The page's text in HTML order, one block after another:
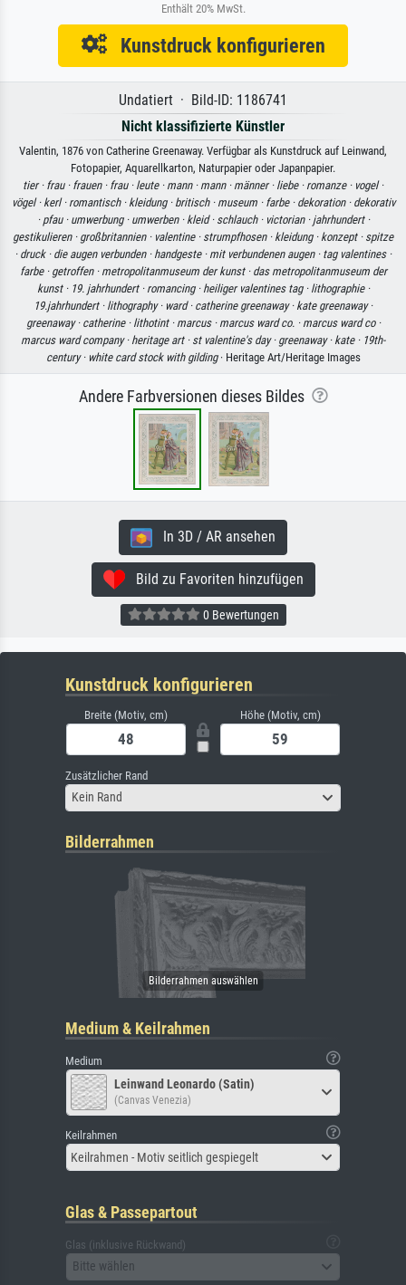
Enthält 20% MwSt.
Kunstdruck konfigurieren
Undatiert · Bild-ID: 1186741
Nicht klassifizierte Künstler
Valentin, 1876 von Catherine Greenaway. Verfügbar als Kunstdruck auf Leinwand,
Fotopapier, Aquarellkarton, Naturpapier oder Japanpapier.
tier · frau · frauen · frau · leute · mann · mann · männer · liebe · romanze · vogel ·
vögel · kerl · romantisch · kleidung · britisch · museum · farbe · dekoration · dekorativ
· pfau · umwerbung · umwerben · kleid · schlauch · victorian · jahrhundert ·
gestikulieren · großbritannien · valentine · strumpfhosen · kleidung · konzept · spitze
· druck · die augen verbunden · handgeste · mit verbundenen augen · tag valentines ·
farbe · getroffen · metropolitanmuseum der kunst · das metropolitanmuseum der
kunst · 19. jahrhundert · romancing · heiliger valentines tag · lithographie ·
19.jahrhundert · lithography · ward · catherine greenaway · kate greenaway ·
greenaway · catherine · lithotint · marcus · marcus ward co. · marcus ward co ·
marcus ward company · heritage art · st valentine's day · greenaway · kate · 19th-
century · white card stock with gilding· Heritage Art/Heritage Images
Andere Farbversionen dieses Bildes
In 3D / AR ansehen
Bild zu Favoriten hinzufügen
0 Bewertungen
Kunstdruck konfigurieren
Breite (Motiv, cm) Höhe (Motiv, cm)
Zusätzlicher Rand
Kein Rand
Bilderrahmen
Medium & Keilrahmen
Medium
Leinwand Leonardo (Satin)
(Canvas Venezia)
Keilrahmen
Keilrahmen - Motiv seitlich gespiegelt
Glas & Passepartout
Glas (inklusive Rückwand)
Bitte wählen